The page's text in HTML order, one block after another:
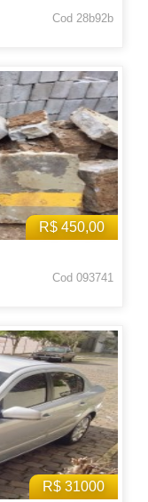
Cod 28b92b
R$ 450,00
Cod 093741
R$ 31000